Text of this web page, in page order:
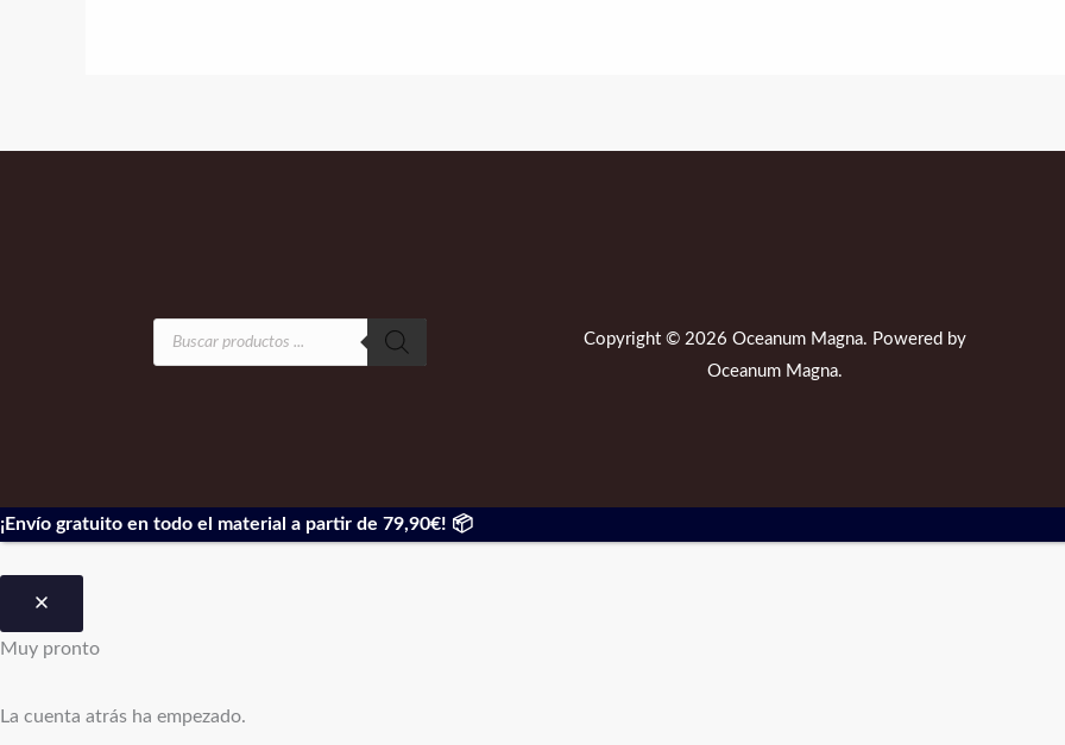
Búsqueda
productos
Copyright © 2026 Oceanum Magna. Powered by
Oceanum Magna.
¡Envío gratuito en todo el material a partir de 79,90€! 📦
Muy pronto
La cuenta atrás ha empezado.